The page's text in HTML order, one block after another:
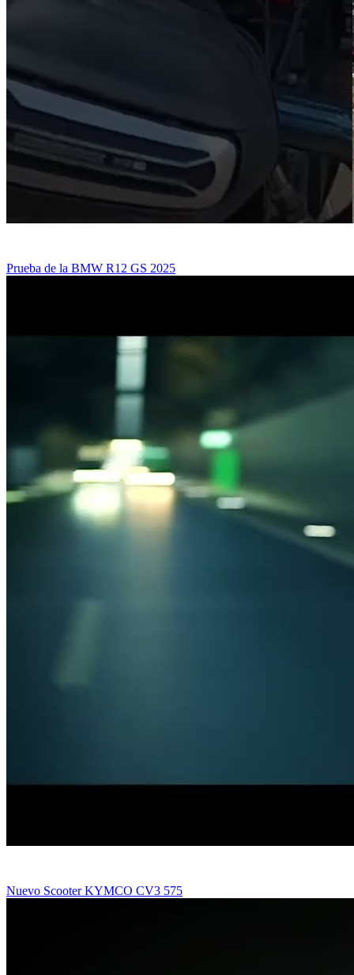
Prueba de la BMW R12 GS 2025
Nuevo Scooter KYMCO CV3 575